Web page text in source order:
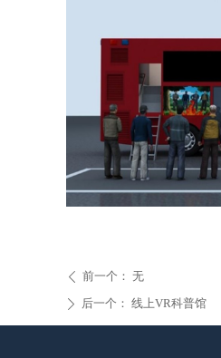
ꄴ 前一个： 无
ꄲ 后一个： 线上VR科普馆